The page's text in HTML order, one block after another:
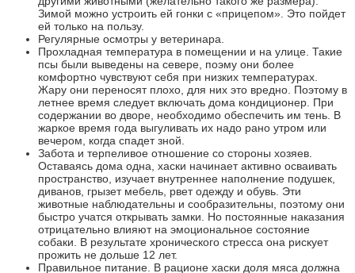
Зимой можно устроить ей гонки с «прицепом». Это пойдет
ей только на пользу.
Регулярные осмотры у ветеринара.
Прохладная температура в помещении и на улице. Такие
псы были выведены на севере, поэму они более
комфортно чувствуют себя при низких температурах.
Жару они переносят плохо, для них это вредно. Поэтому в
летнее время следует включать дома кондиционер. При
содержании во дворе, необходимо обеспечить им тень. В
жаркое время года выгуливать их надо рано утром или
вечером, когда спадет зной.
Забота и терпеливое отношение со стороны хозяев.
Оставаясь дома одна, хаски начинает активно осваивать
пространство, изучает внутреннее наполнение подушек,
диванов, грызет мебель, рвет одежду и обувь. Эти
животные наблюдательны и сообразительны, поэтому они
быстро учатся открывать замки. Но постоянные наказания
отрицательно влияют на эмоциональное состояние
собаки. В результате хронического стресса она рискует
прожить не дольше 12 лет.
Правильное питание. В рационе хаски доля мяса должна